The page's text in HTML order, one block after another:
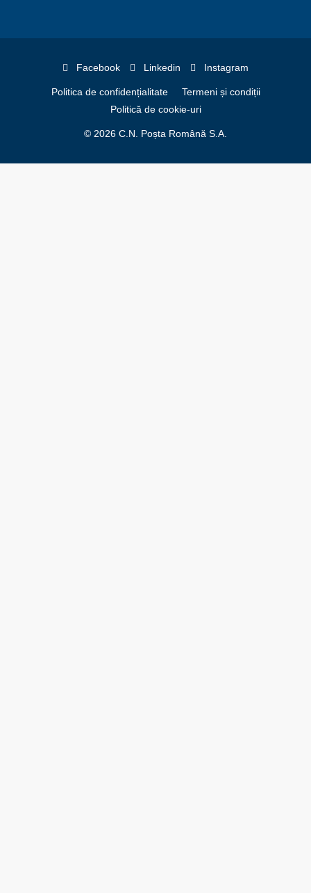
Facebook Linkedin Instagram
Politica de confidențialitate
Termeni și condiții
Politică de cookie-uri
© 2026 C.N. Poșta Română S.A.